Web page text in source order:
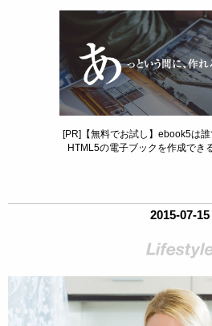
[PR]【無料でお試し】ebook5は
HTML5の電子ブックを作成でき
2015-07-15